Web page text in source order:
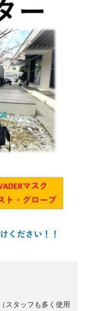
スタッフも多く使用